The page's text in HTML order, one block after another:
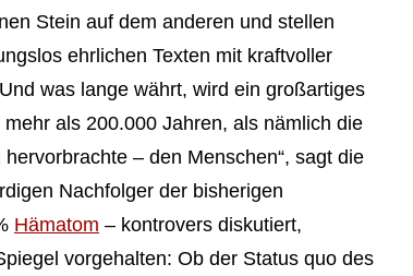
Stein auf dem anderen und stellen
ehrlichen Texten mit kraftvoller
was lange währt, wird ein großartiges
als 200.000 Jahren, als nämlich die
– den Menschen“, sagt die
Nachfolger der bisherigen
Hämatom – kontrovers diskutiert,
vorgehalten: Ob der Status quo des